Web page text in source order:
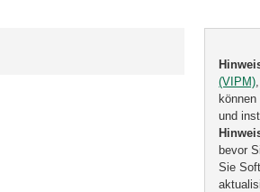
(VIPM)
und
bevor
Sie